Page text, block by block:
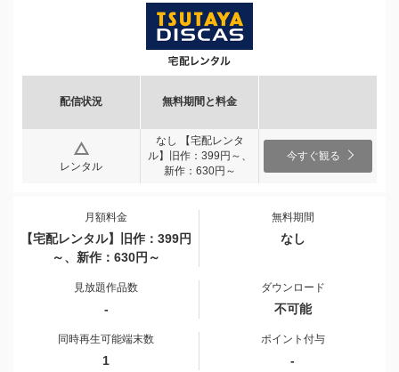
配信状況 無料期間と料金
レンタル
なし 【宅配レンタ
ル】旧作：399円～、
新作：630円～
今すぐ観る
月額料金
【宅配レンタル】旧作：399円
～、新作：630円～
無料期間
なし
見放題作品数
-
ダウンロード
不可能
同時再生可能端末数
1
ポイント付与
-